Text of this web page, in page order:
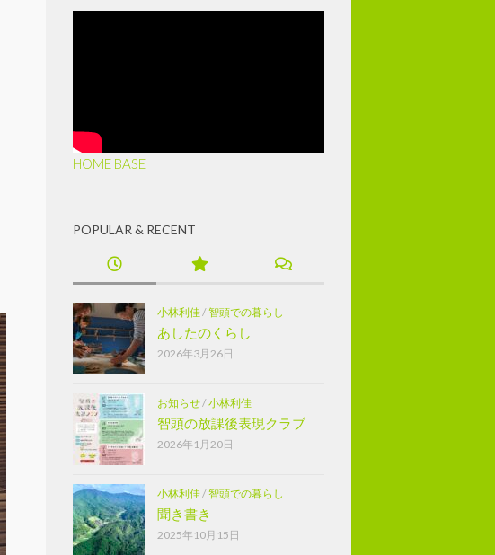
HOME BASE
POPULAR & RECENT
小林利佳/智頭での暮らし
あしたのくらし
2026年3月26日
お知らせ/小林利佳
智頭の放課後表現クラブ
2026年1月20日
小林利佳/智頭での暮らし
聞き書き
2025年10月15日